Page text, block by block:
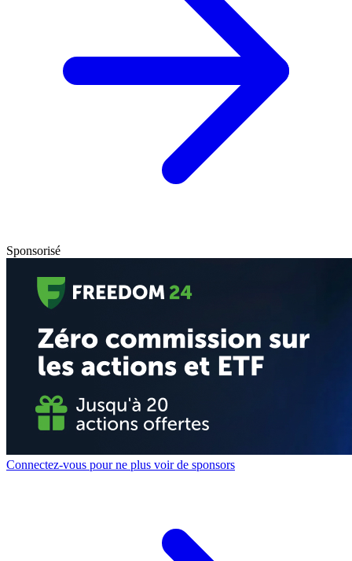
Sponsorisé
Connectez-vous pour ne plus voir de sponsors